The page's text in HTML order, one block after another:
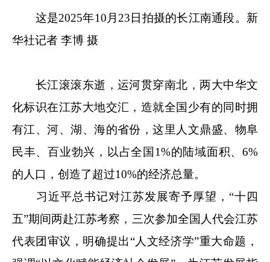
这是2025年10月23日拍摄的长江南通段。新
华社记者 李博 摄
长江滚滚东逝，运河贯穿南北，两大中华文
化标识在江苏大地交汇，造就全国少有的同时拥
有江、河、湖、海的省份，这里人文鼎盛、物阜
民丰、百业勃兴，以占全国1%的陆域面积、6%
的人口，创造了超过10%的经济总量。
习近平总书记对江苏发展寄予厚望，“十四
五”期间两赴江苏考察，三次参加全国人代会江苏
代表团审议，明确提出“人文经济学”重大命题，